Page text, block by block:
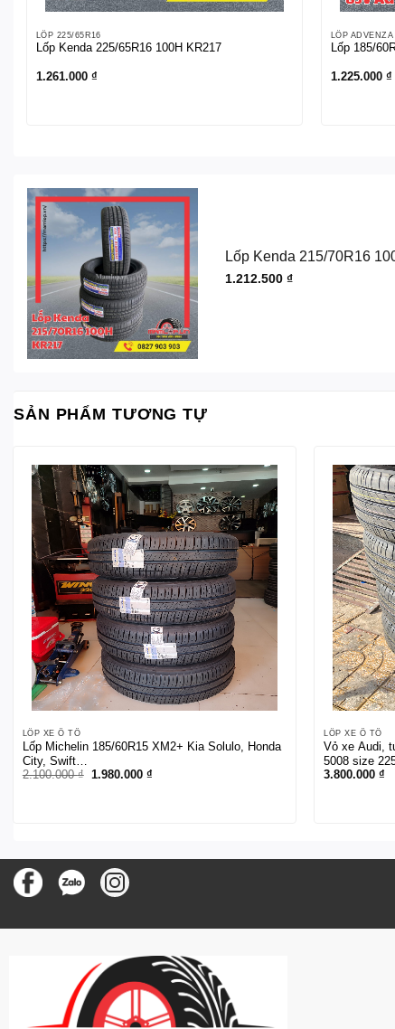
LỐP 225/65R16
Lốp Kenda 225/65R16 100H KR217
1.261.000 ₫
LỐP ADVENZA
Lốp 185/
1.225.000 ₫
Lốp Kenda 215/70R16
1.212.500 ₫
SẢN PHẨM TƯƠNG TỰ
LỐP XE Ô TÔ
Lốp Michelin 185/60R15 XM2+ Kia Solulo, Honda
City, Swift…
2.100.000₫ Giá
1.980.000 ₫Giá
LỐP XE Ô TÔ
Vỏ xe Audi,
5008 size
3.800.000₫